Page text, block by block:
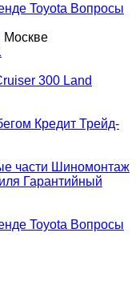
Toyota Вопросы
Москве
300 Land
Кредит Трейд-
части Шиномонтаж
Гарантийный
Toyota Вопросы